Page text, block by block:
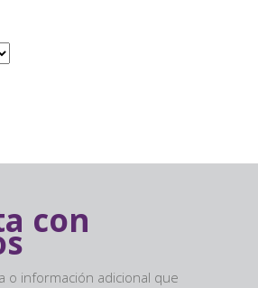
con
o información adicional que